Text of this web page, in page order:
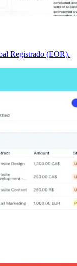
Registrado (EOR).​​